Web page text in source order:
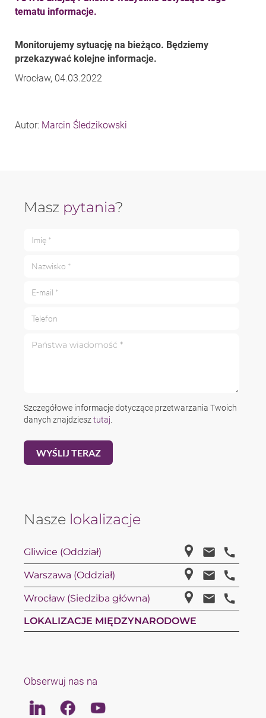
tematu informacje.
Monitorujemy sytuację na bieżąco. Będziemy
przekazywać kolejne informacje.
Wrocław, 04.03.2022
Autor: Marcin Śledzikowski
Masz pytania?
Szczegółowe informacje dotyczące przetwarzania Twoich
danych znajdziesz tutaj
Nasze lokalizacje
Gliwice (Oddział)
Warszawa (Oddział)
Wrocław (Siedziba główna)
LOKALIZACJE MIĘDZYNARODOWE
Obserwuj nas na
LinkedinFacebookYoutube